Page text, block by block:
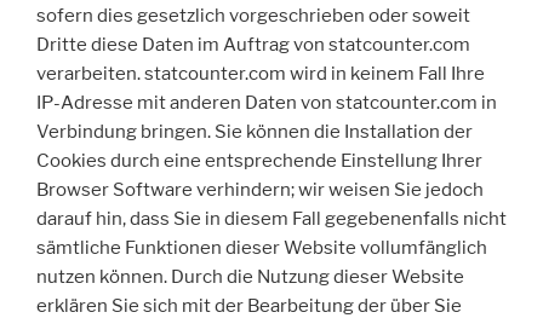
sofern dies gesetzlich vorgeschrieben oder soweit
Dritte diese Daten im Auftrag von statcounter.com
verarbeiten. statcounter.com wird in keinem Fall Ihre
IP-Adresse mit anderen Daten von statcounter.com in
Verbindung bringen. Sie können die Installation der
Cookies durch eine entsprechende Einstellung Ihrer
Browser Software verhindern; wir weisen Sie jedoch
darauf hin, dass Sie in diesem Fall gegebenenfalls nicht
sämtliche Funktionen dieser Website vollumfänglich
nutzen können. Durch die Nutzung dieser Website
erklären Sie sich mit der Bearbeitung der über Sie